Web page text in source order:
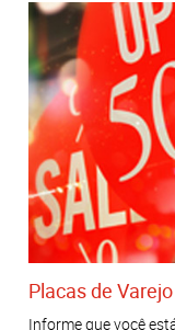
Placas de Varejo
Informe que você